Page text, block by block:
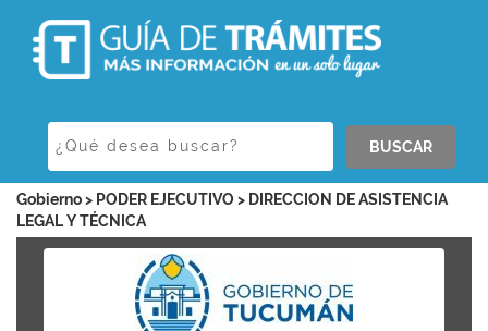
BUSCAR
Gobierno > PODER EJECUTIVO > DIRECCION DE ASISTENCIA
LEGAL Y TÉCNICA